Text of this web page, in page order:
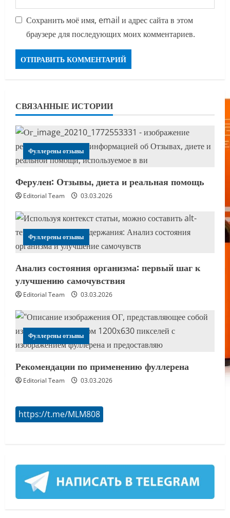
Сохранить моё имя, email и адрес сайта в этом
браузере для последующих моих комментариев.
СВЯЗАННЫЕ ИСТОРИИ
Фуллерены отзывы
Ферулен: Отзывы, диета и реальная помощь
Editorial Team 03.03.2026
Фуллерены отзывы
Анализ состояния организма: первый шаг к
улучшению самочувствия
Editorial Team 03.03.2026
Фуллерены отзывы
Рекомендации по применению фуллерена
Editorial Team 03.03.2026
https://t.me/MLM808